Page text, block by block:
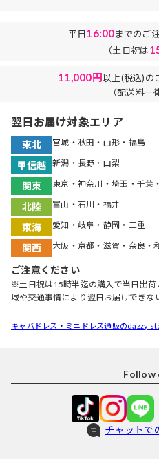
平日16:00までのご
（土日祝は
11,000円以上(税込)の
（配送料一
翌日お届け対象エリア
東北 宮城・秋田・山形・福島
甲信越 新潟・長野・山梨
関東 東京・神奈川・埼玉・千葉
北陸 富山・石川・福井
東海 愛知・岐阜・静岡・三重
関西 大阪・京都・滋賀・奈良・
ご注意ください
※土日祝は15時半迄の購入で当日出荷
域や交通事情により翌日お届けできな
キャバドレス・ミニドレス通販のdazzy
Follow
チャットで